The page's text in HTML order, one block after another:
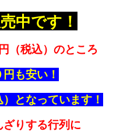
中です！
（税込）のところ
も安い！
となっています！
りする行列に